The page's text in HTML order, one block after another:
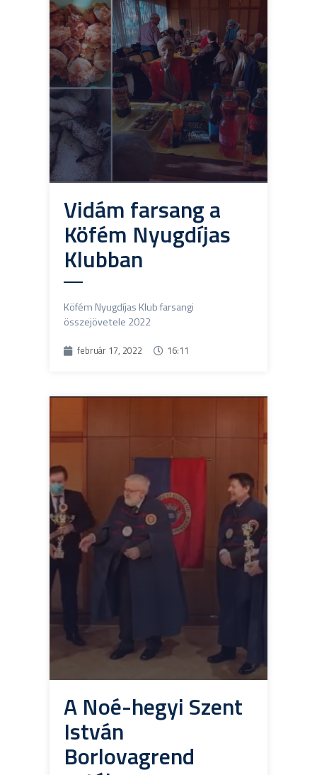
Vidám farsang a
Köfém Nyugdíjas
Klubban
Köfém Nyugdíjas Klub farsangi
összejövetele 2022
február 17, 2022 16:11
A Noé-hegyi Szent
István
Borlovagrend